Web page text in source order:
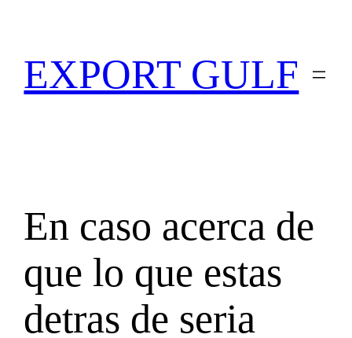
EXPORT GULF
En caso acerca de
que lo que estas
detras de seri­a